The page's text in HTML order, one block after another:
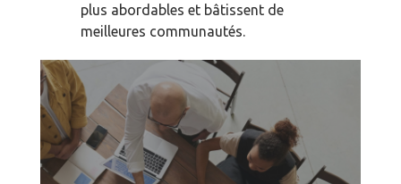
plus abordables et bâtissent de
meilleures communautés.
Les compagnies